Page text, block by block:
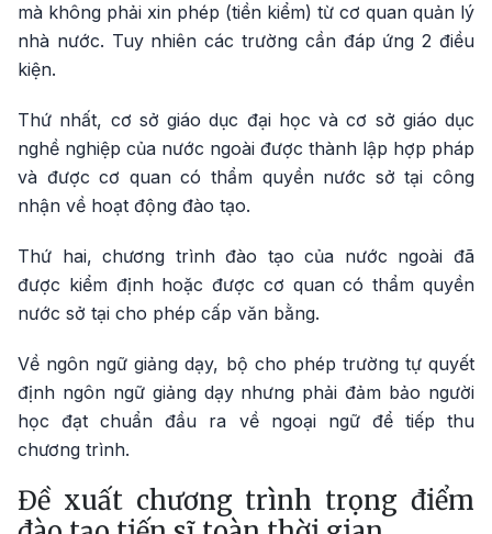
mà không phải xin phép (tiền kiểm) từ cơ quan quản lý
nhà nước. Tuy nhiên các trường cần đáp ứng 2 điều
kiện.
Thứ nhất, cơ sở giáo dục đại học và cơ sở giáo dục
nghề nghiệp của nước ngoài được thành lập hợp pháp
và được cơ quan có thẩm quyền nước sở tại công
nhận về hoạt động đào tạo.
Thứ hai, chương trình đào tạo của nước ngoài đã
được kiểm định hoặc được cơ quan có thẩm quyền
nước sở tại cho phép cấp văn bằng.
Về ngôn ngữ giảng dạy, bộ cho phép trường tự quyết
định ngôn ngữ giảng dạy nhưng phải đảm bảo người
học đạt chuẩn đầu ra về ngoại ngữ để tiếp thu
chương trình.
Đề xuất chương trình trọng điểm